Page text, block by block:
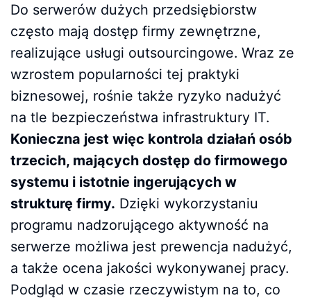
Do serwerów dużych przedsiębiorstw
często mają dostęp firmy zewnętrzne,
realizujące usługi outsourcingowe. Wraz ze
wzrostem popularności tej praktyki
biznesowej, rośnie także ryzyko nadużyć
na tle bezpieczeństwa infrastruktury IT.
Konieczna jest więc kontrola działań osób
trzecich, mających dostęp do firmowego
systemu i istotnie ingerujących w
strukturę firmy. Dzięki wykorzystaniu
programu nadzorującego aktywność na
serwerze możliwa jest prewencja nadużyć,
a także ocena jakości wykonywanej pracy.
Podgląd w czasie rzeczywistym na to, co